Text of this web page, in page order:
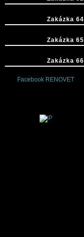
Zakázka 64
Zakázka 65
Zakázka 66
Facebook RENOVET